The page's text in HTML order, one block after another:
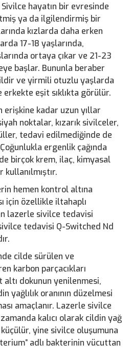
hayatın bir evresinde
ya da ilgilendirmiş bir
kızlarda daha erken
17-18 yaşlarında,
ortaya çıkar ve 21-23
başlar. Bununla beraber
ve yirmili otuzlu yaşlarda
erkekte eşit sıklıkta görülür.
erişkine kadar uzun yıllar
noktalar, kızarık sivilceler,
tedavi edilmediğinde de
ergenlik çağında
birçok krem, ilaç, kimyasal
hemen kontrol altına
için özellikle iltahaplı
lazerle sivilce tedavisi
tedavisi Q-Switched Nd
cilde sürülen ve
karbon parçacıkları
dokunun yenilenmesi,
yağlılık oranının düzelmesi
amaçlanır. Lazerle sivilce
kalıcı olarak cildin yağ
yine sivilce oluşumuna
adlı bakterinin vücuttan